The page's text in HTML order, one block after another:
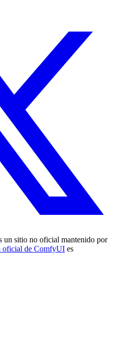
sitio no oficial mantenido por
oficial de ComfyUI es